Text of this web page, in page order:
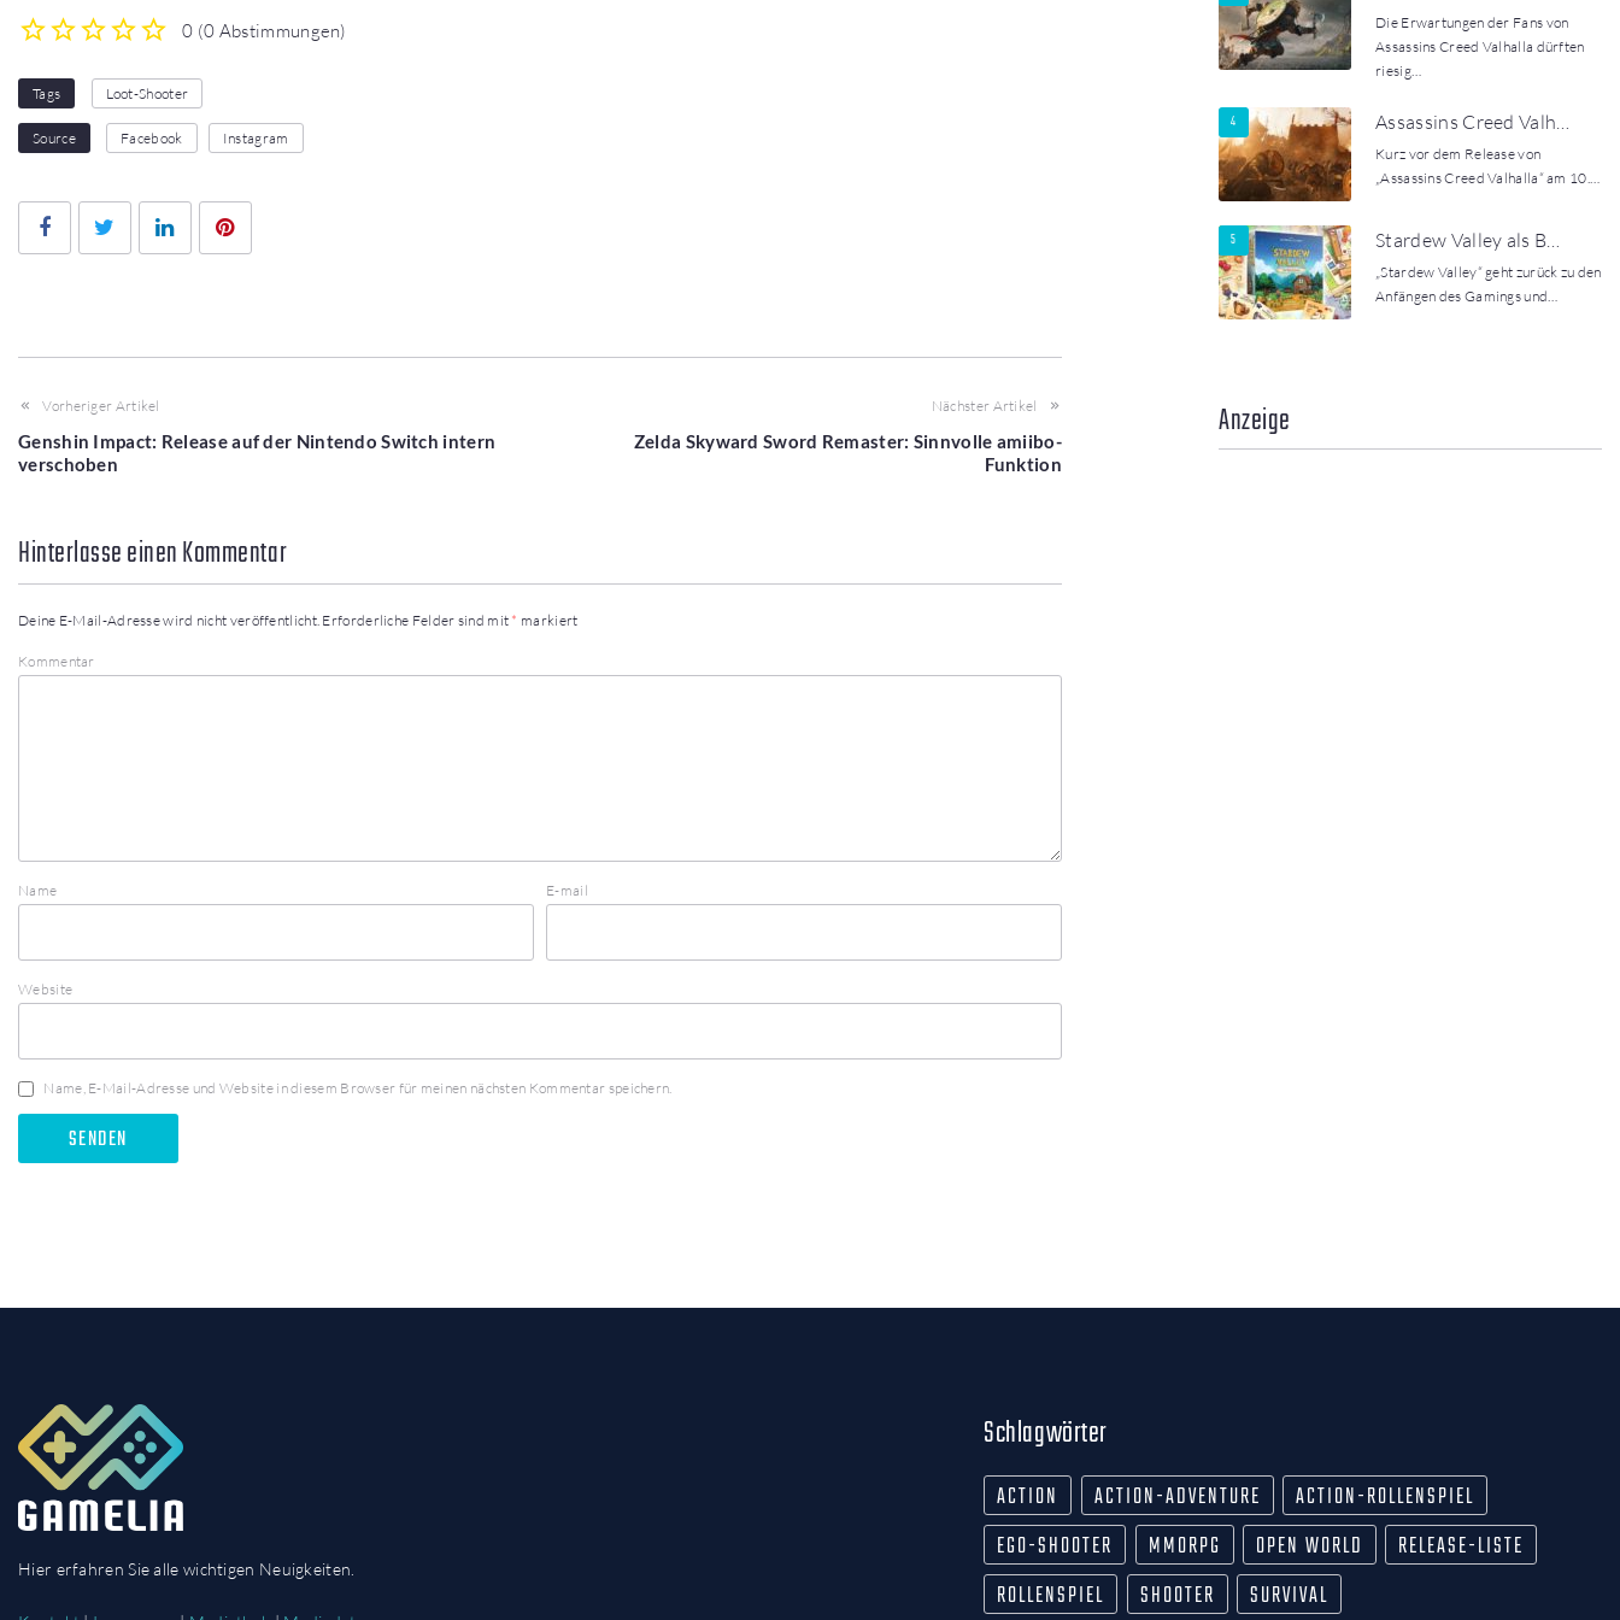
0 (0 Abstimmungen)
Tags Loot-Shooter
Source Facebook Instagram
FacebookTwitter LinkedIn
Vorheriger Artikel
Genshin Impact: Release auf der Nintendo Switch intern
verschoben
Nächster Artikel
Zelda Skyward Sword Remaster: Sinnvolle amiibo-
Funktion
Hinterlasse einen Kommentar
Deine E-Mail-Adresse wird nicht veröffentlicht. Erforderliche Felder sind mit * markiert
Kommentar
Name E-mail
Website
Name, E-Mail-Adresse und Website in diesem Browser für meinen nächsten Kommentar speichern.
Die Erwartungen der Fans von
Assassins Creed Valhalla dürften
riesig…
Assassins Creed Valh…
Kurz vor dem Release von
„Assassins Creed Valhalla“ am 10.…
Stardew Valley als B…
„Stardew Valley“ geht zurück zu den
Anfängen des Gamings und…
Anzeige
Hier erfahren Sie alle wichtigen Neuigkeiten.
Schlagwörter
ACTION ACTION-ADVENTURE
ACTION-ROLLENSPIEL
EGO-SHOOTER
MMORPG OPEN WORLD
RELEASE-LISTE
ROLLENSPIEL
SHOOTER SURVIVAL